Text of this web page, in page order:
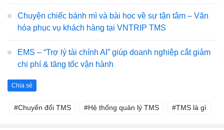
Chuyện chiếc bánh mì và bài học về sự tận tâm – Văn
hóa phục vụ khách hàng tại VNTRIP TMS
EMS – “Trợ lý tài chính AI” giúp doanh nghiệp cắt giảm
chi phí & tăng tốc vận hành
Chia sẻ
Chuyển đổi TMS Hệ thống quản lý TMS TMS là gì